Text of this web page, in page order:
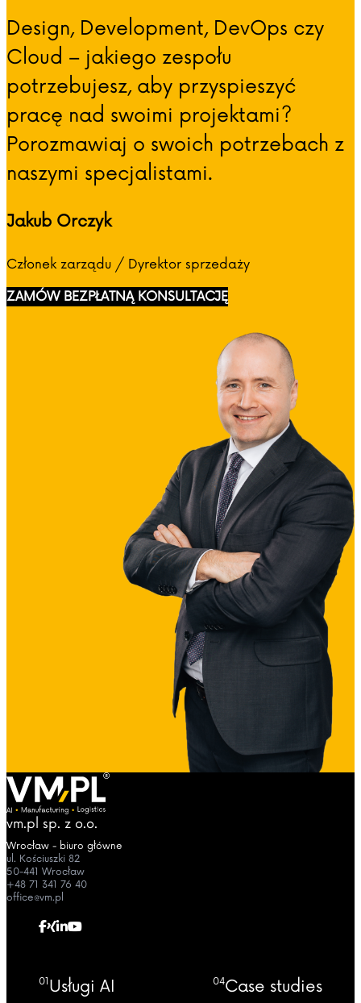
Design, Development, DevOps czy
Cloud – jakiego zespołu
potrzebujesz, aby przyspieszyć
pracę nad swoimi projektami?
Porozmawiaj o swoich potrzebach z
naszymi specjalistami.
Jakub Orczyk
Członek zarządu / Dyrektor sprzedaży
ZAMÓW BEZPŁATNĄ KONSULTACJĘ
vm.pl sp. z o.o.
Wrocław - biuro główne
ul. Kościuszki 82
50-441 Wrocław
+48 71 341 76 40
office@vm.pl
01 Usługi AI 04Case studies